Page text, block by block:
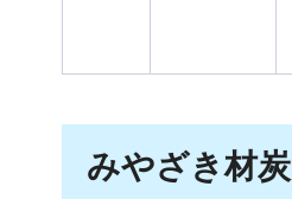
みやざき材